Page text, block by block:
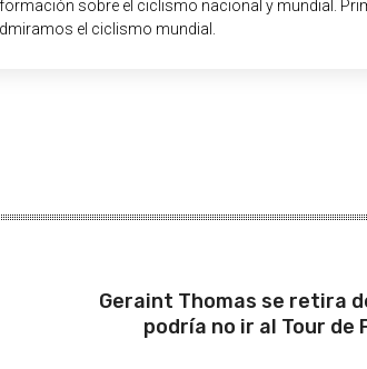
sobre el ciclismo nacional y mundial.
el ciclismo mundial.
Geraint Thomas se retira
podría no ir al Tour de